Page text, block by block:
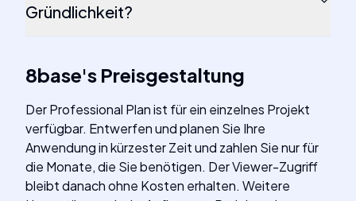
Gründlichkeit?
8base's Preisgestaltung
Der Professional Plan ist für ein einzelnes Projekt
verfügbar. Entwerfen und planen Sie Ihre
Anwendung in kürzester Zeit und zahlen Sie nur für
die Monate, die Sie benötigen. Der Viewer-Zugriff
bleibt danach ohne Kosten erhalten. Weitere